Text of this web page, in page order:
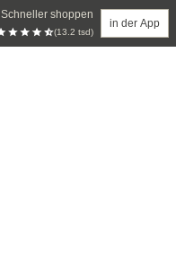
Schneller shoppen
(13.2 tsd)
in der App